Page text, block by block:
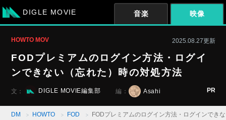
DIGLE MOVIE 音楽 映像
HOWTO MOV 2025.08.27更新
FODプレミアムのログイン方法・ログイ
ンできない（忘れた）時の対処方法
文： DIGLE MOVIE編集部 編： Asahi PR
DM HOWTO FOD FODプレミアムのログイン方法・ログインでき